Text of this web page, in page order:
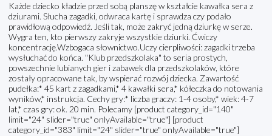
Każde dziecko kładzie przed sobą planszę w kształcie kawałka sera z
dziurami. Słucha zagadki, odwraca kartę i sprawdza czy podało
prawidłową odpowiedź. Jeśli tak, może zakryć jedną dziurkę w serze.
Wygra ten, kto pierwszy zakryje wszystkie dziurki. Ćwiczy
koncentrację.Wzbogaca słownictwo.Uczy cierpliwości: zagadki trzeba
wysłuchać do końca. "Klub przedszkolaka" to seria prostych,
powszechnie lubianych gier i zabawek dla przedszkolaków, które
zostały opracowane tak, by wspierać rozwój dziecka. Zawartość
pudełka:* 45 kart z zagadkami,* 4 kawałki sera,* kółeczka do notowania
wyników,* instrukcja. Cechy gry:* liczba graczy: 1-4 osoby,* wiek: 4-7
lat,* czas gry: ok. 20 min. Polecamy [product category_id="140"
limit="24" slider="true" onlyAvailable="true"] [product
category_id="383" limit="24" slider="true" onlyAvailable="true"]